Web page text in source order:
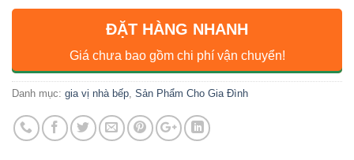
ĐẶT HÀNG NHANH
Giá chưa bao gồm chi phí vận chuyển!
Danh mục: gia vị nhà bếp Sản Phẩm Cho Gia Đình